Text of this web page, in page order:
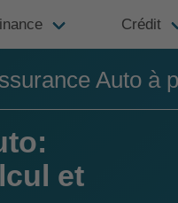
Crédit
Auto à
et